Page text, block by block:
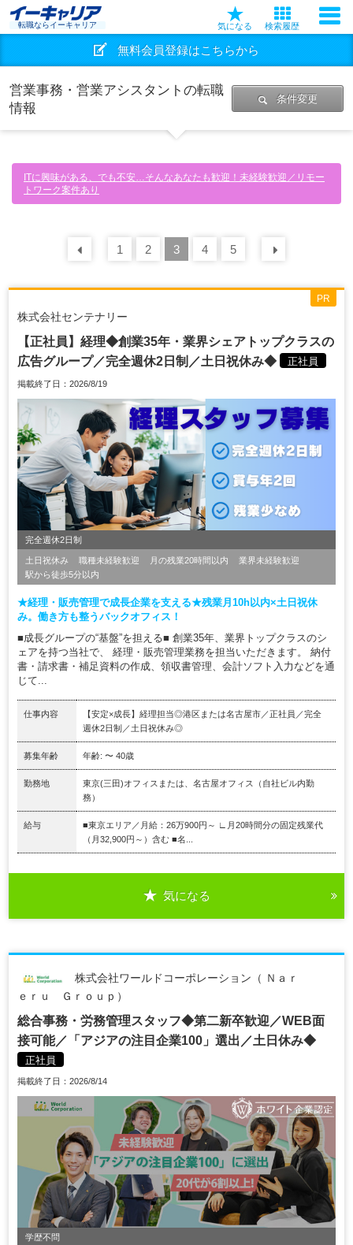
転職ならイーキャリア 気になる 検索履歴
無料会員登録はこちらから
営業事務・営業アシスタントの転職
情報
条件変更
ITに興味がある、でも不安…そんなあなたも歓迎！未経験歓迎／リモー
トワーク案件あり
前の 30
1 2 3 4 5
株式会社センテナリー
【正社員】経理◆創業35年・業界シェアトップクラスの
広告グループ／完全週休2日制／土日祝休み◆
正社員
掲載終了日：2026/8/19
完全週休2日制
土日祝休み 職種未経験歓迎 月の残業20時間以内
業界未経験歓迎
駅から徒歩5分以内
★経理・販売管理で成長企業を支える★残業月10h以内×土日祝休
み。働き方も整うバックオフィス！
■成長グループの“基盤”を担える■ 創業35年、業界トップクラスのシ
ェアを持つ当社で、 経理・販売管理業務を担当いただきます。 納付
書・請求書・補足資料の作成、領収書管理、会計ソフト入力などを通
じて...
仕事内容
【安定×成長】経理担当◎港区または名古屋市／正社員／完全
週休2日制／土日祝休み◎
募集年齢 年齢: 〜 40歳
勤務地
東京(三田)オフィスまたは、名古屋オフィス（自社ビル内勤
務）
給与
■東京エリア／月給：26万900円～ ∟月20時間分の固定残業代
（月32,900円～）含む ■名...
気になる
PR
株式会社ワールドコーポレーション（ Ｎａｒ
ｅｒｕ Ｇｒｏｕｐ）
総合事務・労務管理スタッフ◆第二新卒歓迎／WEB面
接可能／「アジアの注目企業100」選出／土日休み◆
正社員
掲載終了日：2026/8/14
学歴不問